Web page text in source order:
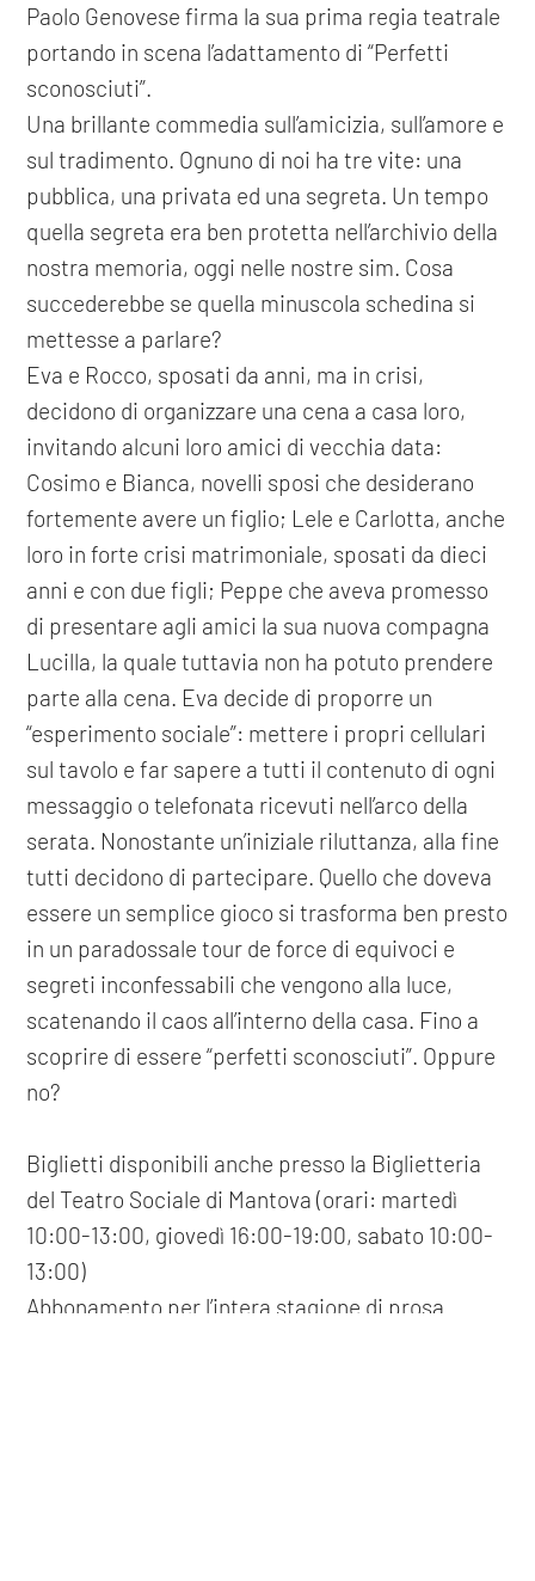
Paolo Genovese firma la sua prima regia teatrale
portando in scena l’adattamento di “Perfetti
sconosciuti”.
Una brillante commedia sull’amicizia, sull’amore e
sul tradimento. Ognuno di noi ha tre vite: una
pubblica, una privata ed una segreta. Un tempo
quella segreta era ben protetta nell’archivio della
nostra memoria, oggi nelle nostre sim. Cosa
succederebbe se quella minuscola schedina si
mettesse a parlare?
Eva e Rocco, sposati da anni, ma in crisi,
decidono di organizzare una cena a casa loro,
invitando alcuni loro amici di vecchia data:
Cosimo e Bianca, novelli sposi che desiderano
fortemente avere un figlio; Lele e Carlotta, anche
loro in forte crisi matrimoniale, sposati da dieci
anni e con due figli; Peppe che aveva promesso
di presentare agli amici la sua nuova compagna
Lucilla, la quale tuttavia non ha potuto prendere
parte alla cena. Eva decide di proporre un
“esperimento sociale”: mettere i propri cellulari
sul tavolo e far sapere a tutti il contenuto di ogni
messaggio o telefonata ricevuti nell’arco della
serata. Nonostante un’iniziale riluttanza, alla fine
tutti decidono di partecipare. Quello che doveva
essere un semplice gioco si trasforma ben presto
in un paradossale tour de force di equivoci e
segreti inconfessabili che vengono alla luce,
scatenando il caos all’interno della casa. Fino a
scoprire di essere “perfetti sconosciuti”. Oppure
no?
Biglietti disponibili anche presso la Biglietteria
del Teatro Sociale di Mantova (orari: martedì
10:00-13:00, giovedì 16:00-19:00, sabato 10:00-
13:00)
Abbonamento per l’intera stagione di prosa